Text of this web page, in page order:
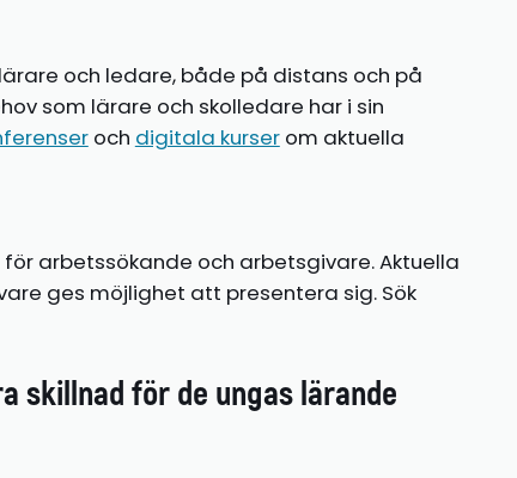
och ledare, både på distans och på
som lärare och skolledare har i sin
och digitala kurserom aktuella
arbetssökande och arbetsgivare. Aktuella
ges möjlighet att presentera sig. Sök
skillnad för de ungas lärande